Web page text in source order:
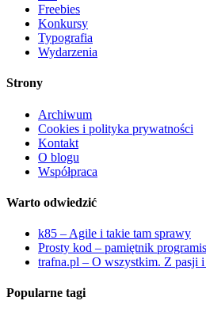
Freebies
Konkursy
Typografia
Wydarzenia
Strony
Archiwum
Cookies i polityka prywatności
Kontakt
O blogu
Współpraca
Warto odwiedzić
k85 – Agile i takie tam sprawy
Prosty kod – pamiętnik
trafna.pl – O wszystkim. Z pasji i
Popularne tagi